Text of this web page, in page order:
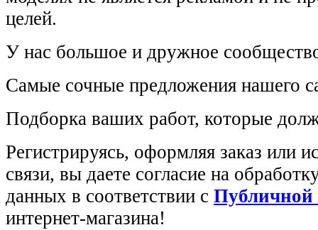
целей.
У нас большое и дружное
Самые сочные предложения нашего
Подборка ваших работ, которые
Регистрируясь, оформляя заказ или
связи, вы даете согласие на
данных в соответствии с Публичной
интернет-магазина!